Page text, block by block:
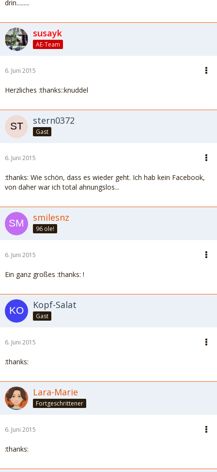
drin.........
susayk
AE-Team
6. Juni 2015
Herzliches :thanks::knuddel
stern0372
Gast
6. Juni 2015
:thanks: Wie schön, dass es wieder geht. Ich hab kein Facebook,
von daher war ich total ahnungslos...
smilesnz
96 ole!
6. Juni 2015
Ein ganz großes :thanks: !
Kopf-Salat
Gast
6. Juni 2015
:thanks:
Lara-Marie
Fortgeschrittener
6. Juni 2015
:thanks: